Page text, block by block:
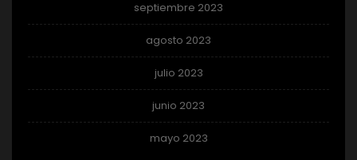
septiembre 2023
agosto 2023
julio 2023
junio 2023
mayo 2023